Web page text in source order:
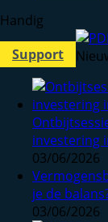
Handig
Support
investering
03/06/2026
je de
03/06/2026